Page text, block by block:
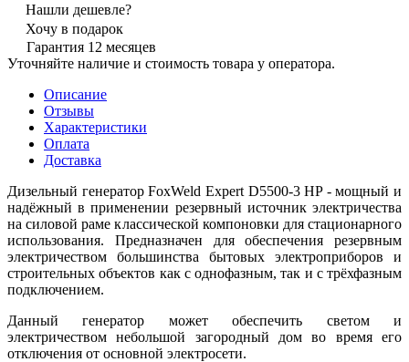
Нашли дешевле?
Хочу в подарок
Гарантия 12 месяцев
Уточняйте наличие и стоимость товара у оператора.
Описание
Отзывы
Характеристики
Оплата
Доставка
Дизельный генератор FoxWeld Expert D5500-3 HP - мощный и
надёжный в применении резервный источник электричества
на силовой раме классической компоновки для стационарного
использования. Предназначен для обеспечения резервным
электричеством большинства бытовых электроприборов и
строительных объектов как с однофазным, так и с трёхфазным
подключением.
Данный генератор может обеспечить светом и
электричеством небольшой загородный дом во время его
отключения от основной электросети.